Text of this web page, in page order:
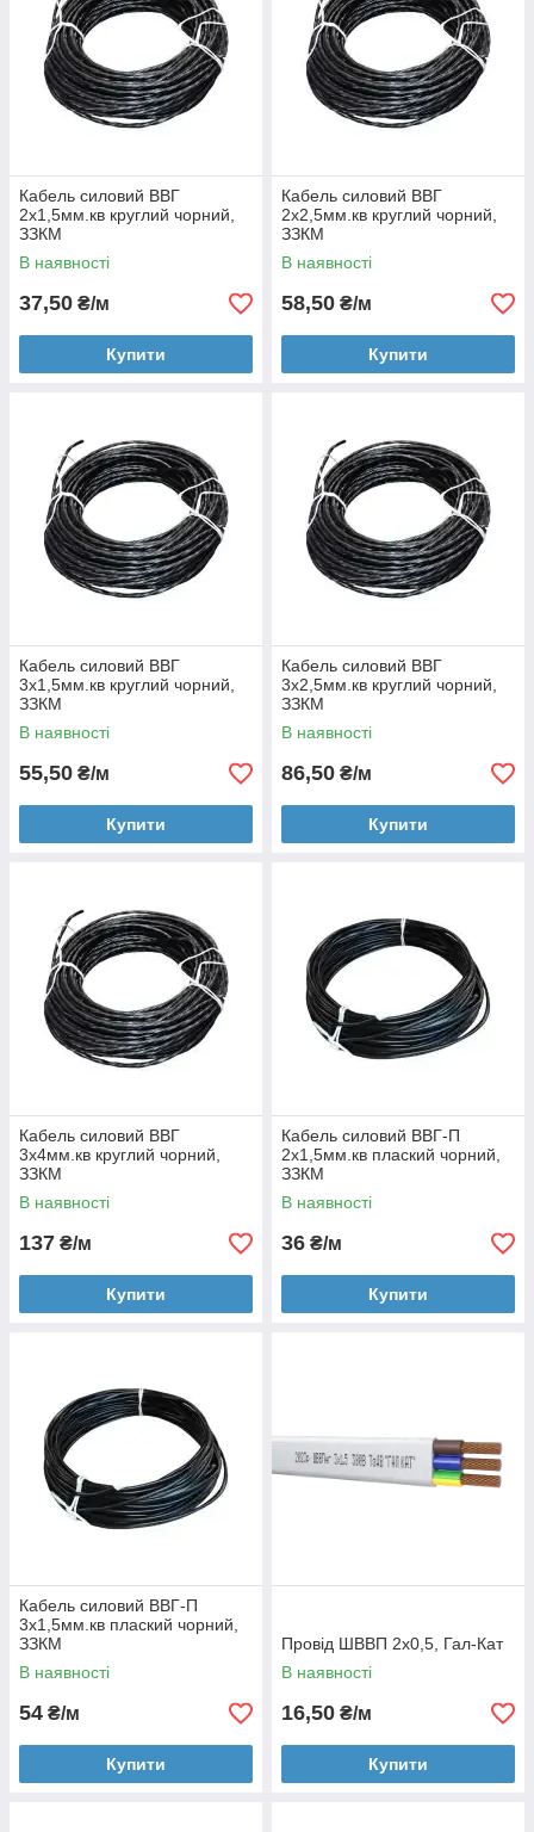
Кабель силовий ВВГ
2x1,5мм.кв круглий чорний,
ЗЗКМ
В наявності
37,50 ₴/м
Купити
Кабель силовий ВВГ
2x2,5мм.кв круглий чорний,
ЗЗКМ
В наявності
58,50 ₴/м
Купити
Кабель силовий ВВГ
3x1,5мм.кв круглий чорний,
ЗЗКМ
В наявності
55,50 ₴/м
Купити
Кабель силовий ВВГ
3x2,5мм.кв круглий чорний,
ЗЗКМ
В наявності
86,50 ₴/м
Купити
Кабель силовий ВВГ
3x4мм.кв круглий чорний,
ЗЗКМ
В наявності
137 ₴/м
Купити
Кабель силовий ВВГ-П
2x1,5мм.кв плаский чорний,
ЗЗКМ
В наявності
36 ₴/м
Купити
Кабель силовий ВВГ-П
3x1,5мм.кв плаский чорний,
ЗЗКМ
В наявності
54 ₴/м
Купити
Провід ШВВП 2х0,5, Гал-Кат
В наявності
16,50 ₴/м
Купити